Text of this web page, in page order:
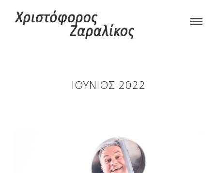
ΙΟΎΝΙΟΣ 2022